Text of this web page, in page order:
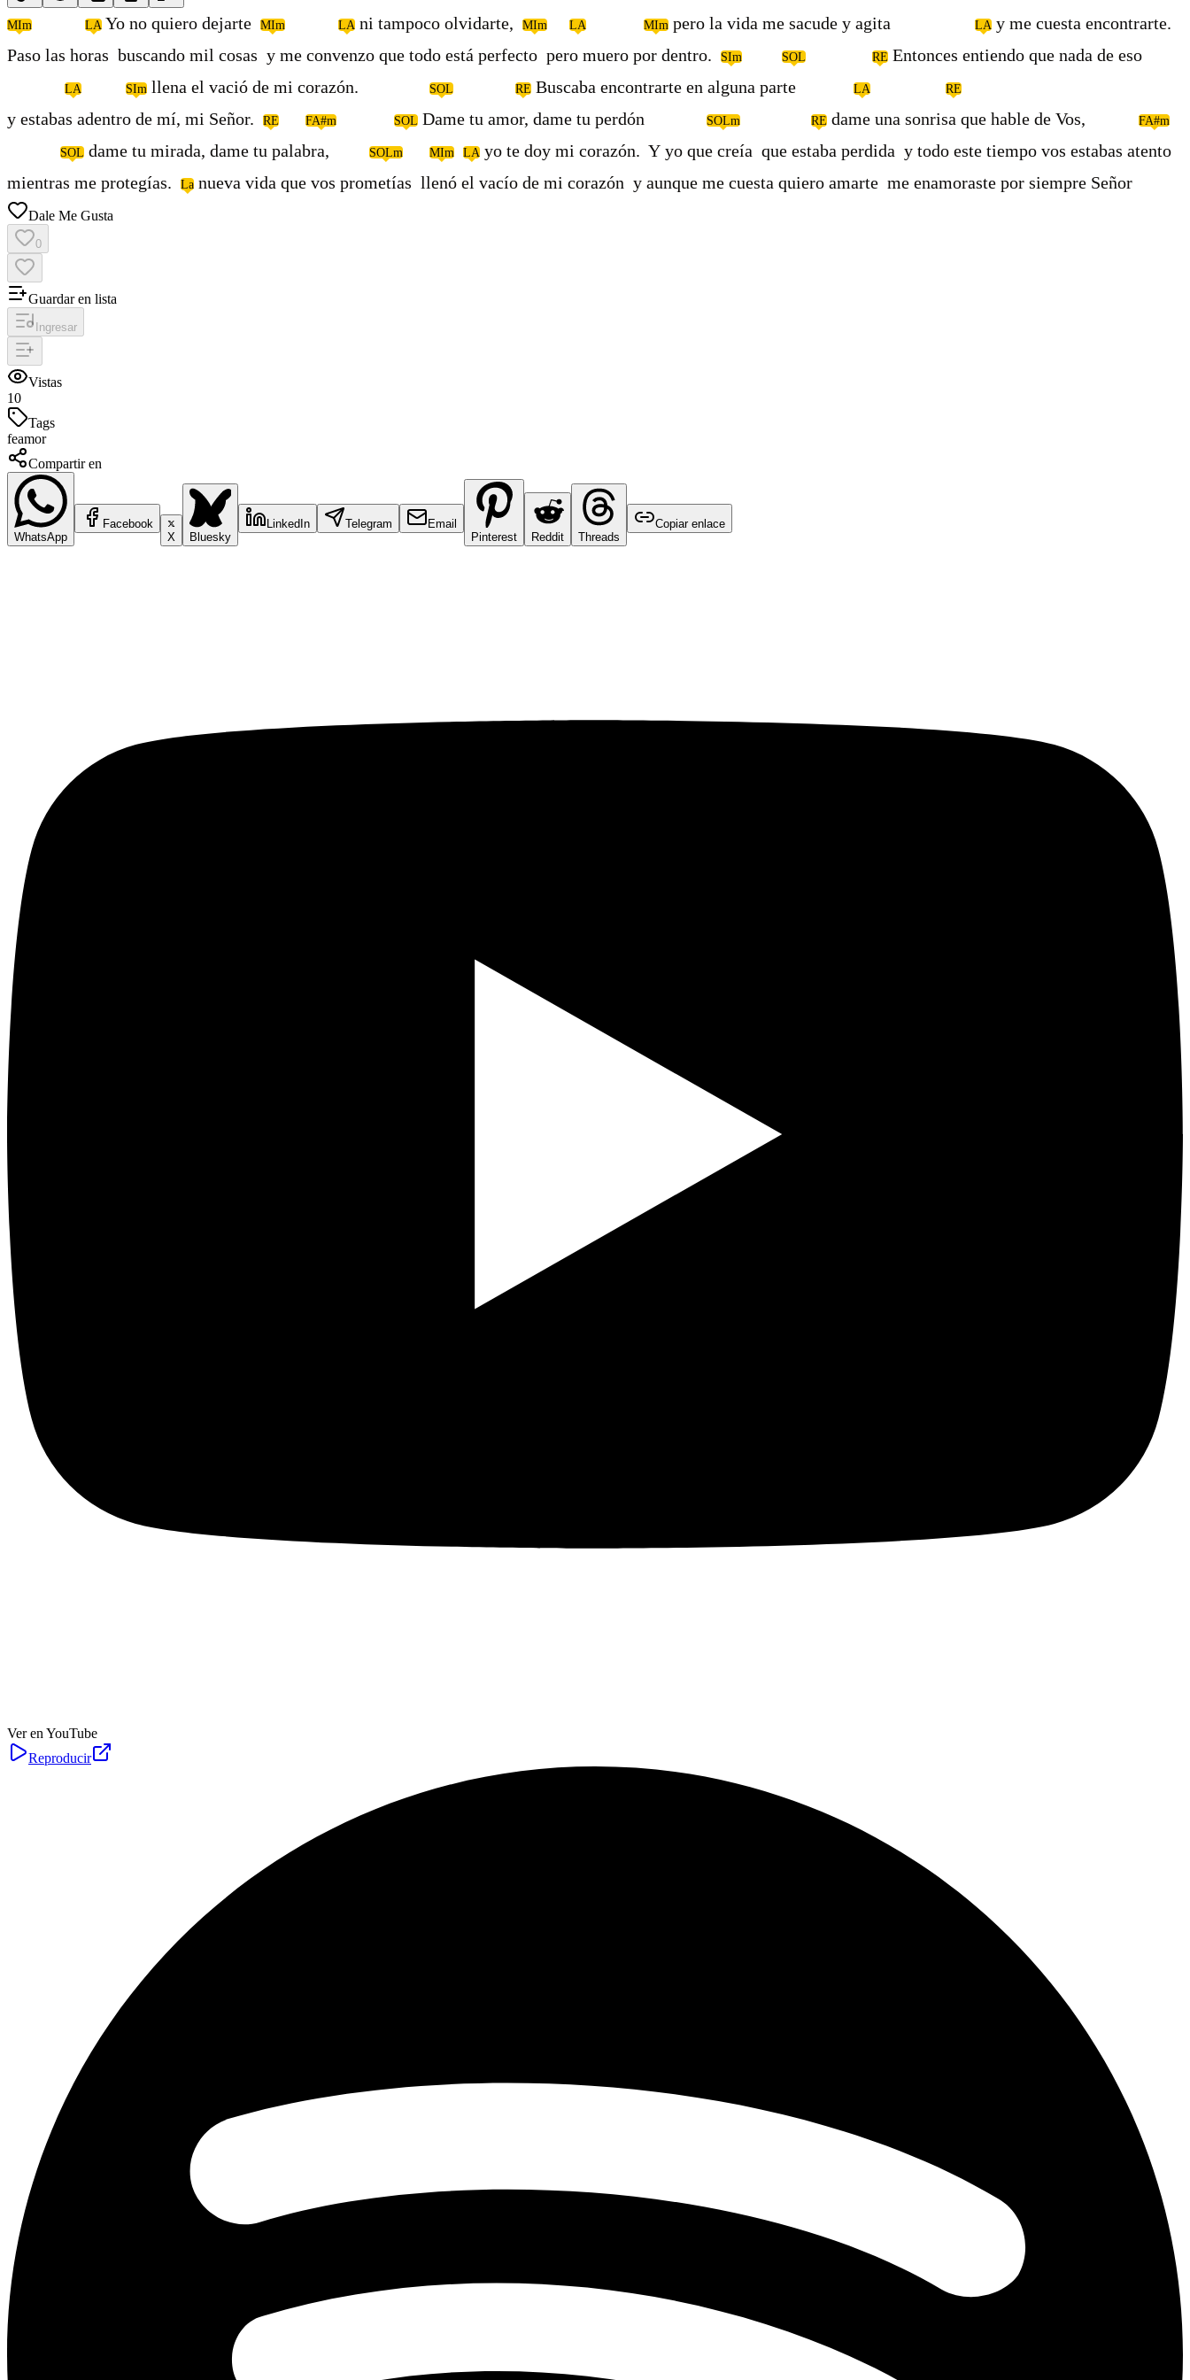
MIm LA Yo no quiero dejarte MIm LA ni tampoco olvidarte, MIm LA MIm pero la vida me sacude y agita LA y me cuesta encontrarte.
Paso las horas buscando mil cosas y me convenzo que todo está perfecto pero muero por dentro.
SIm SOL RE Entonces entiendo que nada de eso
LA SIm llena el vació de mi corazón. SOL RE Buscaba encontrarte en alguna parte LA RE
y estabas adentro de mí, mi Señor. RE FA#m SOL Dame tu amor, dame tu perdón SOLm RE dame una sonrisa que hable de Vos, FA#m
SOL dame tu mirada, dame tu palabra, SOLm MIm LA yo te doy mi corazón. Y yo que creía que estaba perdida y todo este tiempo vos estabas atento
mientras me protegías.
La nueva vida que vos prometías llenó el vacío de mi corazón y aunque me cuesta quiero amarte me enamoraste por siempre Señor
Dale Me Gusta
0
Guardar en lista
Ingresar
Vistas
10
Tags
feamor
Compartir en
WhatsApp
Facebook
X
Bluesky
LinkedIn Telegram
Email
Pinterest
Reddit Threads
Copiar enlace
Ver en YouTube
Reproducir